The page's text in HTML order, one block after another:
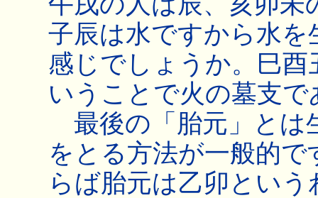
子辰は水ですから水
感じでしょうか。巳
いうことで火の墓支
最後の「胎元」とは
をとる方法が一般的
らば胎元は乙卯とい